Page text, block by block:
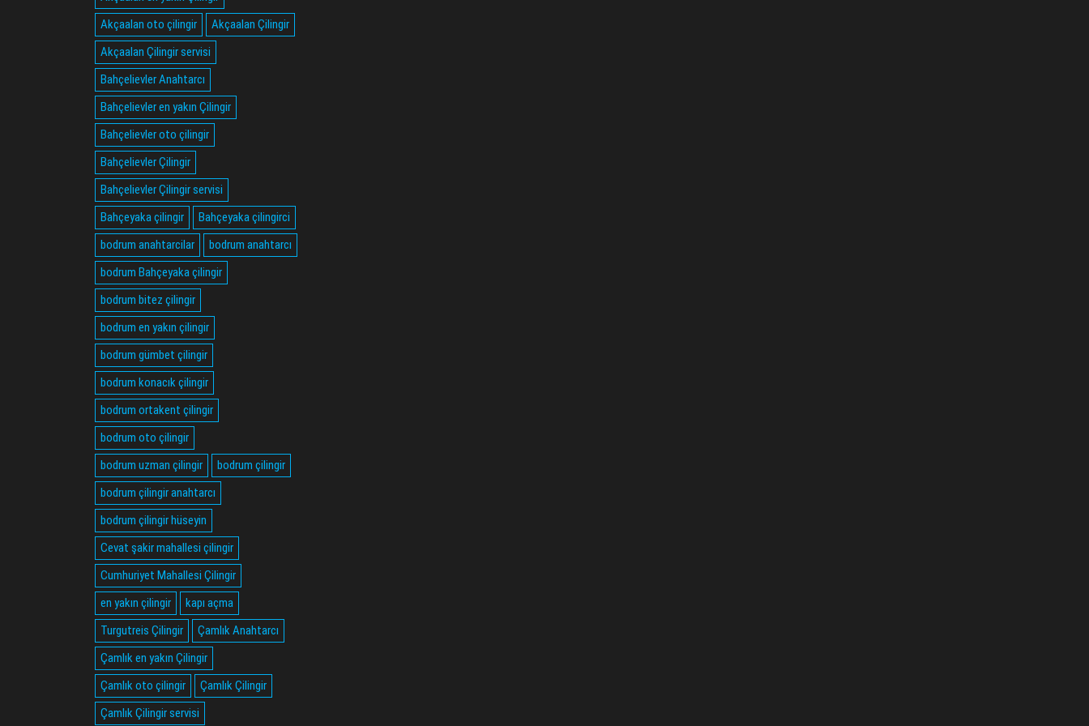
Akçaalan oto çilingir
Akçaalan Çilingir
Akçaalan Çilingir servisi
Bahçelievler Anahtarcı
Bahçelievler en yakın Çilingir
Bahçelievler oto çilingir
Bahçelievler Çilingir
Bahçelievler Çilingir servisi
Bahçeyaka çilingir
Bahçeyaka çilingirci
bodrum anahtarcilar
bodrum anahtarcı
bodrum Bahçeyaka çilingir
bodrum bitez çilingir
bodrum en yakın çilingir
bodrum gümbet çilingir
bodrum konacık çilingir
bodrum ortakent çilingir
bodrum oto çilingir
bodrum uzman çilingir
bodrum çilingir
bodrum çilingir anahtarcı
bodrum çilingir hüseyin
Cevat şakir mahallesi çilingir
Cumhuriyet Mahallesi Çilingir
en yakın çilingir
kapı açma
Turgutreis Çilingir
Çamlık Anahtarcı
Çamlık en yakın Çilingir
Çamlık oto çilingir
Çamlık Çilingir
Çamlık Çilingir servisi